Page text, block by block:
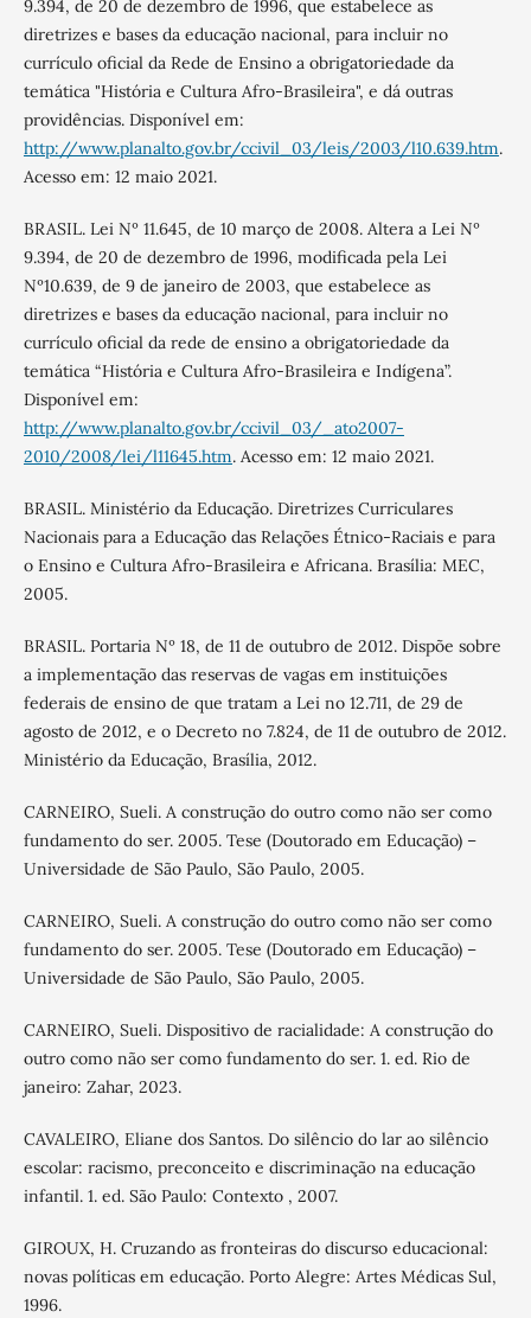
9.394, de 20 de dezembro de 1996, que estabelece as
diretrizes e bases da educação nacional, para incluir no
currículo oficial da Rede de Ensino a obrigatoriedade da
temática "História e Cultura Afro-Brasileira", e dá outras
providências. Disponível em:
http://www.planalto.gov.br/ccivil_03/leis/2003/l10.639.htm.
Acesso em: 12 maio 2021.
BRASIL. Lei Nº 11.645, de 10 março de 2008. Altera a Lei Nº
9.394, de 20 de dezembro de 1996, modificada pela Lei
Nº10.639, de 9 de janeiro de 2003, que estabelece as
diretrizes e bases da educação nacional, para incluir no
currículo oficial da rede de ensino a obrigatoriedade da
temática “História e Cultura Afro-Brasileira e Indígena”.
Disponível em:
http://www.planalto.gov.br/ccivil_03/_ato2007-
2010/2008/lei/l11645.htm. Acesso em: 12 maio 2021.
BRASIL. Ministério da Educação. Diretrizes Curriculares
Nacionais para a Educação das Relações Étnico-Raciais e para
o Ensino e Cultura Afro-Brasileira e Africana. Brasília: MEC,
2005.
BRASIL. Portaria Nº 18, de 11 de outubro de 2012. Dispõe sobre
a implementação das reservas de vagas em instituições
federais de ensino de que tratam a Lei no 12.711, de 29 de
agosto de 2012, e o Decreto no 7.824, de 11 de outubro de 2012.
Ministério da Educação, Brasília, 2012.
CARNEIRO, Sueli. A construção do outro como não ser como
fundamento do ser. 2005. Tese (Doutorado em Educação) –
Universidade de São Paulo, São Paulo, 2005.
CARNEIRO, Sueli. A construção do outro como não ser como
fundamento do ser. 2005. Tese (Doutorado em Educação) –
Universidade de São Paulo, São Paulo, 2005.
CARNEIRO, Sueli. Dispositivo de racialidade: A construção do
outro como não ser como fundamento do ser. 1. ed. Rio de
janeiro: Zahar, 2023.
CAVALEIRO, Eliane dos Santos. Do silêncio do lar ao silêncio
escolar: racismo, preconceito e discriminação na educação
infantil. 1. ed. São Paulo: Contexto , 2007.
GIROUX, H. Cruzando as fronteiras do discurso educacional:
novas políticas em educação. Porto Alegre: Artes Médicas Sul,
1996.